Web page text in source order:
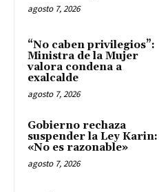
agosto 7, 2026
“No caben privilegios”:
Ministra de la Mujer
valora condena a
exalcalde
agosto 7, 2026
Gobierno rechaza
suspender la Ley Karin:
«No es razonable»
agosto 7, 2026